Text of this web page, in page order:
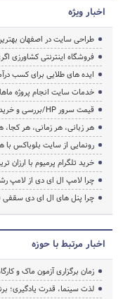
اخبار ویژه
طراحی سایت در اصفهان
فروشگاه اینترنتی کشاورزی
ایده های طلایی برای کسب
خدمات سایت انجام پروژه
قیمت سرور HP/بررسی و خرید سرور اچ پی
هر زبانی، هر زمانی، هر کجا،
رونمایی از سایت بلوباکس
خرید تلگرام پرمیوم با ارزان
چرا لامپ ال ای دی از لامپ
چرا پنل های ال ای دی سقفی
اخبار مرتبط با حوزه
زمان برگزاری آزمون ماک و
لذت سینما، قدرت یادگیری؛